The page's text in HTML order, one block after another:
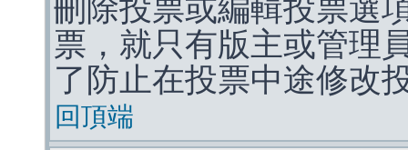
刪除投票或編輯投票選
票，就只有版主或管理
了防止在投票中途修改
回頂端